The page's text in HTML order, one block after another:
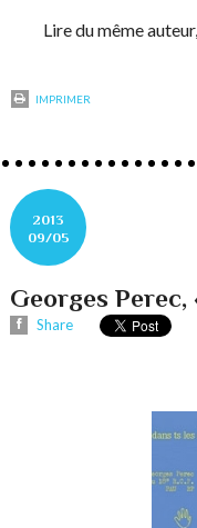
Lire du même auteur,
IMPRIMER
2013
09/05
Georges
Share